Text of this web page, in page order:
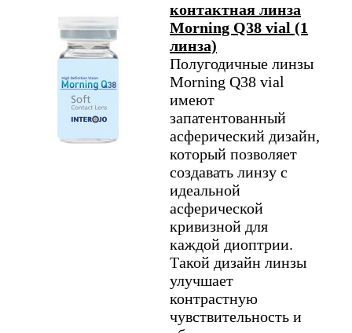
контактная линза
Morning Q38 vial (1
линза)
Полугодичные линзы
Morning Q38 vial
имеют
запатентованный
асферический дизайн,
который позволяет
создавать линзу с
идеальной
асферической
кривизной для
каждой диоптрии.
Такой дизайн линзы
улучшает
контрастную
чувствительность и